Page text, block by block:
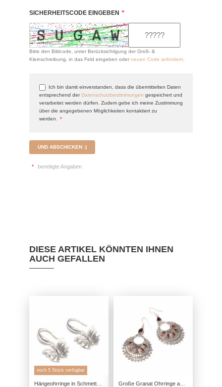
SICHERHEITSCODE EINGEBEN *
Bitte den Bildcode, unter Berücksichtigung der Groß- &
Kleinschreibung, in das Feld eingeben oder neuen Code anfordern
Ich bin damit einverstanden, dass die übermittelten Daten
entsprechend der Datenschutzbestimmungen gespeichert und
verarbeitet werden dürfen. Zudem gebe ich meine Zustimmung
über die angegebenen Möglichkeiten kontaktiert zu
werden.
*
UND ABSCHICKEN :)
* benötigte Angaben
DIESE ARTIKEL KÖNNTEN IHNEN
AUCH GEFALLEN
noch 5 Stück verfügbar
Hängeohrringe in Schmetterling Form aus echtem 925 Sterling Silber Große Granat Ohrringe aus 925 Sterling Silber